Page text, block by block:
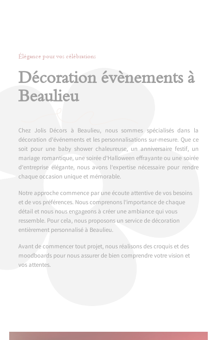
Élégance pour vos célébrations
Décoration évènements à
Beaulieu
Chez Jolis Décors à Beaulieu, nous sommes spécialisés dans la
décoration d’événements et les personnalisations sur-mesure. Que ce
soit pour une baby shower chaleureuse, un anniversaire festif, un
mariage romantique, une soirée d’Halloween effrayante ou une soirée
d’entreprise élégante, nous avons l’expertise nécessaire pour rendre
chaque occasion unique et mémorable.
Notre approche commence par une écoute attentive de vos besoins
et de vos préférences. Nous comprenons l’importance de chaque
détail et nous nous engageons à créer une ambiance qui vous
ressemble. Pour cela, nous proposons un service de décoration
entièrement personnalisé à Beaulieu.
Avant de commencer tout projet, nous réalisons des croquis et des
moodboards pour nous assurer de bien comprendre votre vision et
vos attentes.